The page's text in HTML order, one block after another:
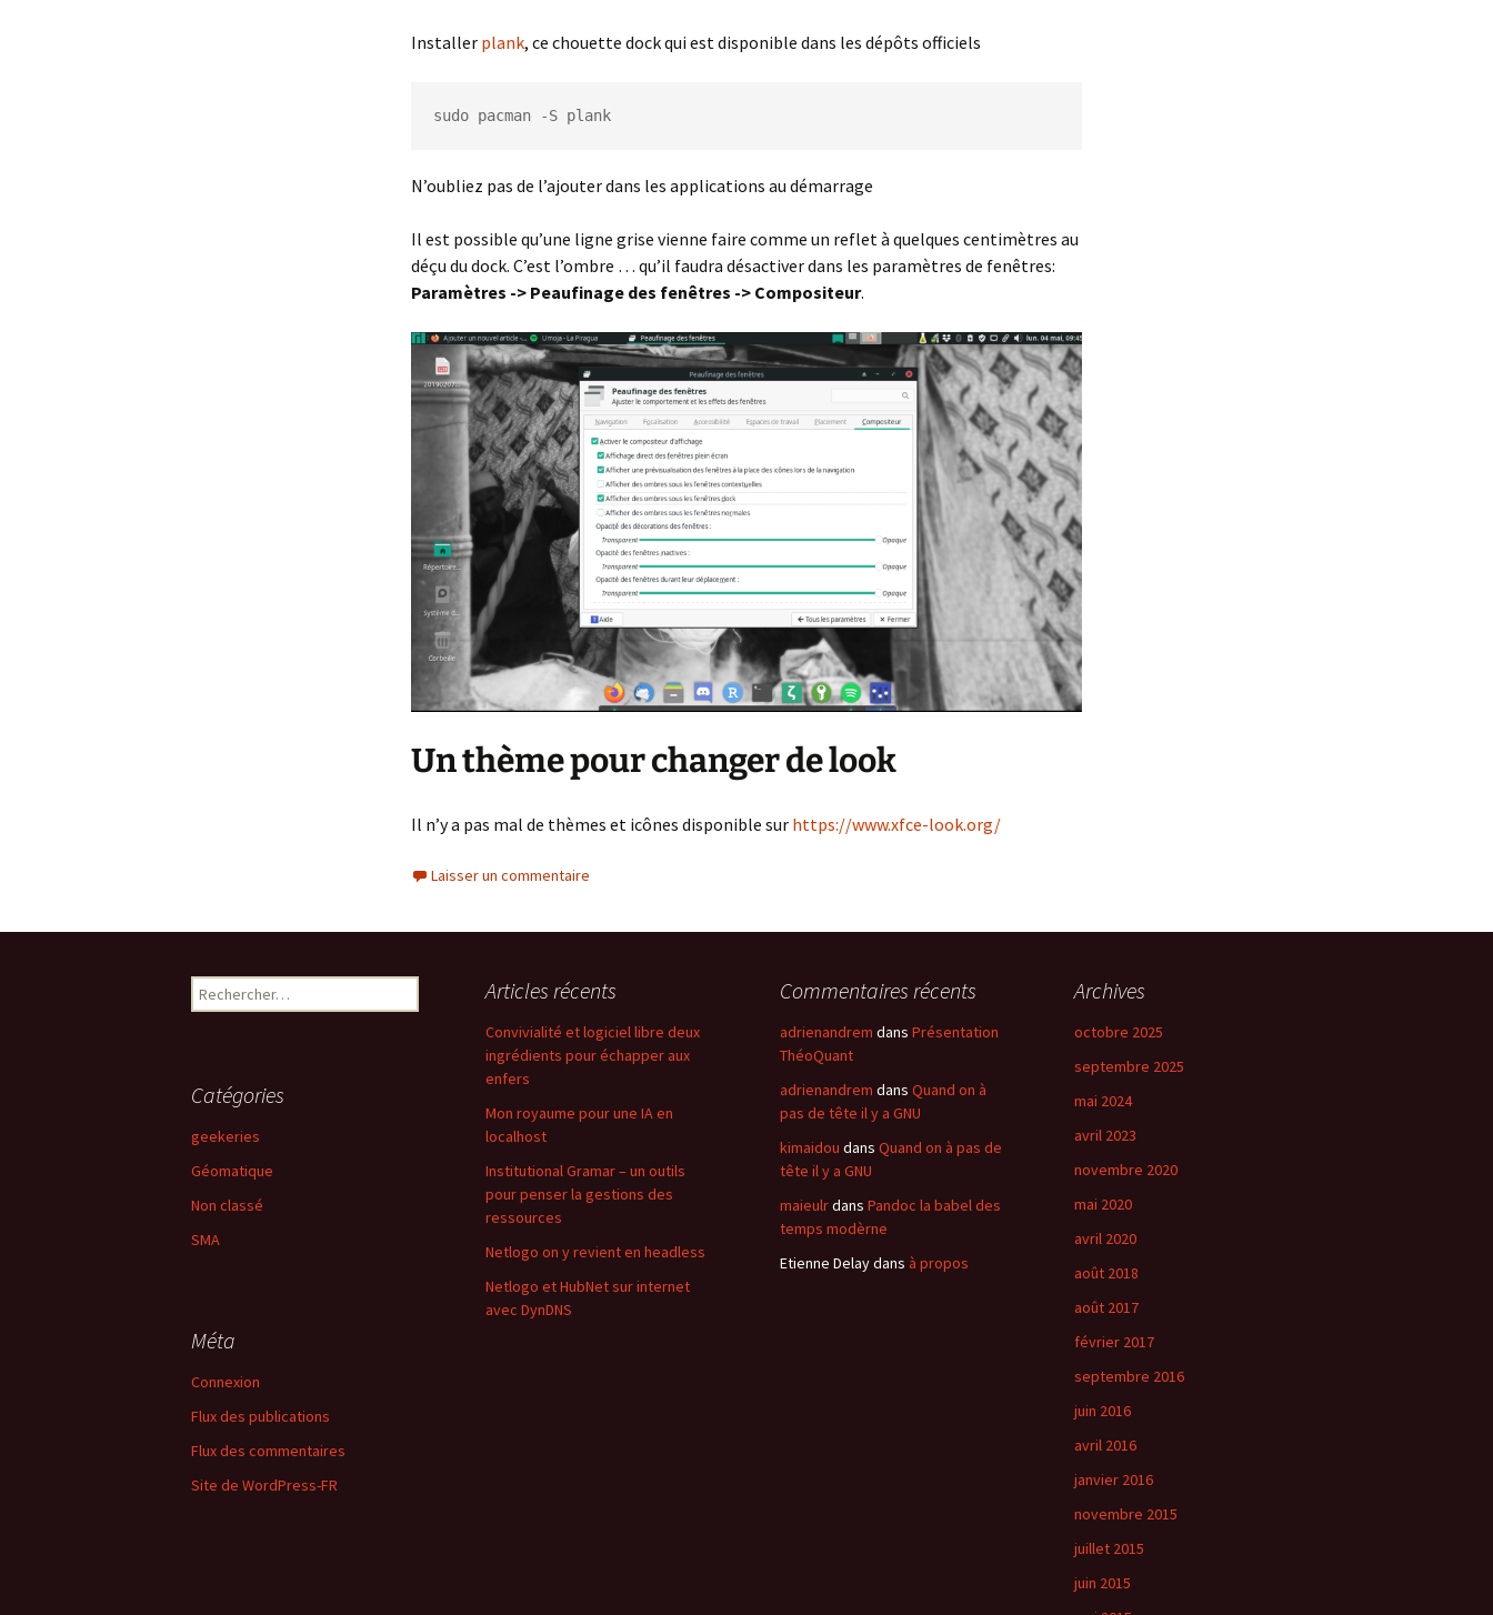
Installer plank, ce chouette dock qui est disponible dans les dépôts officiels
sudo pacman -S plank
N’oubliez pas de l’ajouter dans les applications au démarrage
Il est possible qu’une ligne grise vienne faire comme un reflet à quelques centimètres au
déçu du dock. C’est l’ombre … qu’il faudra désactiver dans les paramètres de fenêtres:
Paramètres -> Peaufinage des fenêtres -> Compositeur.
Un thème pour changer de look
Il n’y a pas mal de thèmes et icônes disponible sur https://www.xfce-look.org/
Laisser un commentaire
Rechercher : Articles récents
Convivialité et logiciel libre deux
ingrédients pour échapper aux
enfers
Mon royaume pour une IA en
localhost
Institutional Gramar – un outils
pour penser la gestions des
ressources
Netlogo on y revient en headless
Netlogo et HubNet sur internet
avec DynDNS
Commentaires récents
adrienandrem dans Présentation
ThéoQuant
adrienandrem dans Quand on à
pas de tête il y a GNU
kimaidou dans Quand on à pas de
tête il y a GNU
maieulrdans Pandoc la babel des
temps modèrne
Etienne Delaydans à propos
Archives
octobre 2025
septembre 2025
mai 2024
avril 2023
novembre 2020
mai 2020
avril 2020
août 2018
août 2017
février 2017
septembre 2016
juin 2016
avril 2016
janvier 2016
novembre 2015
juillet 2015
juin 2015
Catégories
geekeries
Géomatique
Non classé
SMA
Méta
Connexion
Flux des publications
Flux des commentaires
Site de WordPress-FR